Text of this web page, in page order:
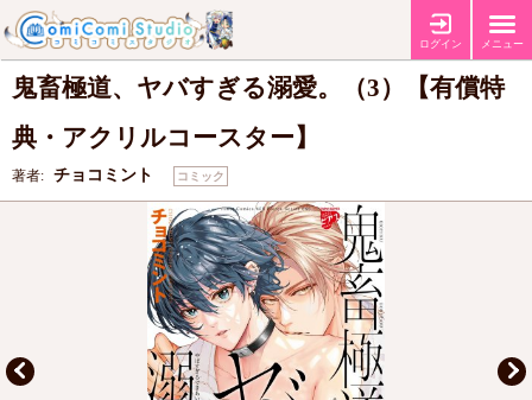
ログイン メニュー
特典
【有償特典・『鬼畜極道、ヤバすぎる溺愛。（3）』アクリルコースタ
ー】
鬼畜極道、ヤバすぎる溺愛。（3）【有償特
典・アクリルコースター】
著者: チョコミント コミック